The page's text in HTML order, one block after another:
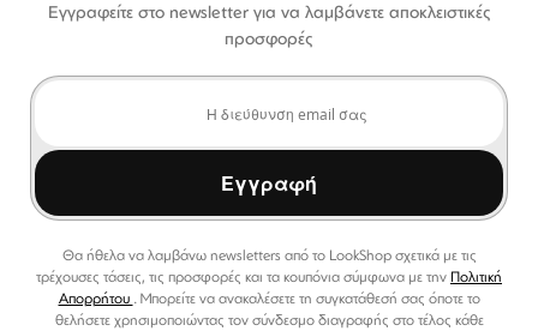
Εγγραφείτε στο newsletter για να λαμβάνετε αποκλειστικές
προσφορές
Εγγραφή
Θα ήθελα να λαμβάνω newsletters από το LookShop σχετικά με τις
τρέχουσες τάσεις, τις προσφορές και τα κουπόνια σύμφωνα με την Πολιτική
Απορρήτου . Μπορείτε να ανακαλέσετε τη συγκατάθεσή σας όποτε το
θελήσετε χρησιμοποιώντας τον σύνδεσμο διαγραφής στο τέλος κάθε